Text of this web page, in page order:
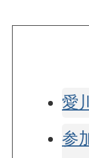
愛
参